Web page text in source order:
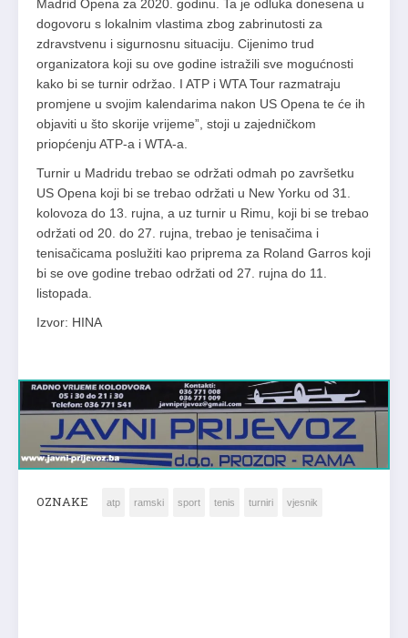
Madrid Opena za 2020. godinu. Ta je odluka donesena u
dogovoru s lokalnim vlastima zbog zabrinutosti za
zdravstvenu i sigurnosnu situaciju. Cijenimo trud
organizatora koji su ove godine istražili sve mogućnosti
kako bi se turnir održao. I ATP i WTA Tour razmatraju
promjene u svojim kalendarima nakon US Opena te će ih
objaviti u što skorije vrijeme”, stoji u zajedničkom
priopćenju ATP-a i WTA-a.
Turnir u Madridu trebao se održati odmah po završetku
US Opena koji bi se trebao održati u New Yorku od 31.
kolovoza do 13. rujna, a uz turnir u Rimu, koji bi se trebao
održati od 20. do 27. rujna, trebao je tenisačima i
tenisačicama poslužiti kao priprema za Roland Garros koji
bi se ove godine trebao održati od 27. rujna do 11.
listopada.
Izvor: HINA
OZNAKE atp ramski sport tenis turniri vjesnik